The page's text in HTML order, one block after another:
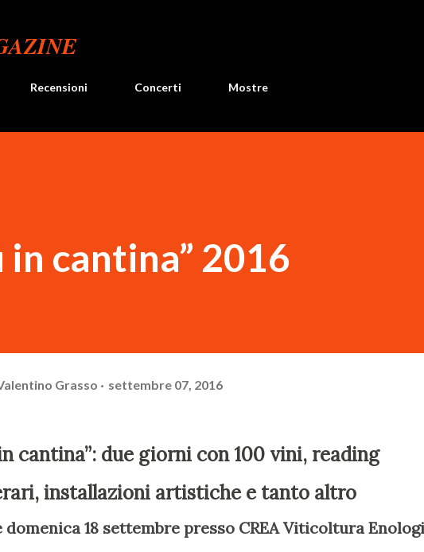
Recensioni Concerti Mostre
in cantina” 2016
Grasso settembre 07, 2016
installazioni artistiche e tanto altro